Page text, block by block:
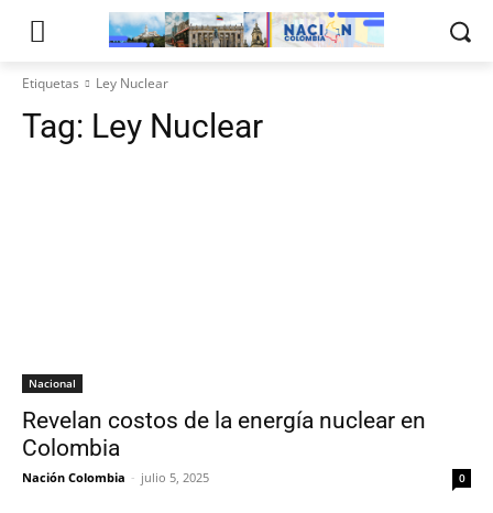
Etiquetas Ley Nuclear
Tag: Ley Nuclear
Nacional
Revelan costos de la energía nuclear en
Colombia
Nación Colombia - julio 5, 2025 0